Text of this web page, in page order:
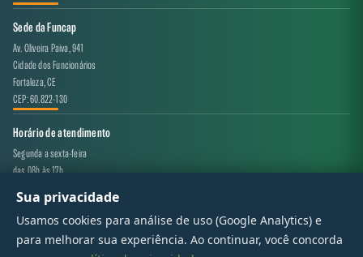
Sede da Funcap
Av. Oliveira Paiva, 941
Cidade dos Funcionários
Fortaleza, CE
CEP: 60.822-130
Horário de atendimento
Segunda a sexta-feira
das 08h às 17h
Canal de atendimento
projeto.avaliacao@funcap.ce.gov.br
Sua privacidade
Usamos cookies para análise de uso (Google Analytics) e
para melhorar sua experiência. Ao continuar, você concorda